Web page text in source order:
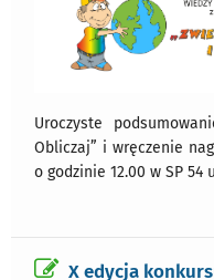
Uroczyste
Obliczaj” i wręczenie
o godzinie 12.00 w SP 54
X edycja